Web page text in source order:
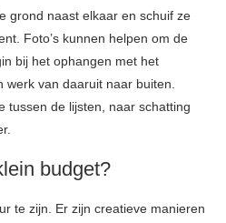
grond naast elkaar en schuif ze
Foto’s kunnen helpen om de
bij het ophangen met het
van daaruit naar buiten.
tussen de lijsten, naar schatting
budget?
te zijn. Er zijn creatieve manieren